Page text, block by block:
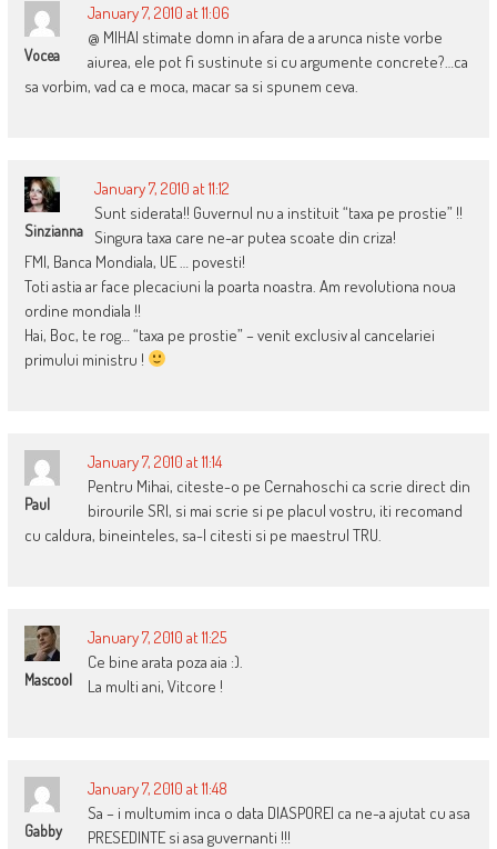
Vocea
January 7, 2010 at 11:06
@ MIHAI stimate domn in afara de a arunca niste vorbe
aiurea, ele pot fi sustinute si cu argumente concrete?…ca
sa vorbim, vad ca e moca, macar sa si spunem ceva.
Sinzianna
January 7, 2010 at 11:12
Sunt siderata!! Guvernul nu a instituit “taxa pe prostie” !!
Singura taxa care ne-ar putea scoate din criza!
FMI, Banca Mondiala, UE … povesti!
Toti astia ar face plecaciuni la poarta noastra. Am revolutiona noua
ordine mondiala !!
Hai, Boc, te rog… “taxa pe prostie” – venit exclusiv al cancelariei
primului ministru !
Paul
January 7, 2010 at 11:14
Pentru Mihai, citeste-o pe Cernahoschi ca scrie direct din
birourile SRI, si mai scrie si pe placul vostru, iti recomand
cu caldura, bineinteles, sa-l citesti si pe maestrul TRU.
Mascool
January 7, 2010 at 11:25
Ce bine arata poza aia :).
La multi ani, Vitcore !
Gabby
January 7, 2010 at 11:48
Sa – i multumim inca o data DIASPOREI ca ne-a ajutat cu asa
PRESEDINTE si asa guvernanti !!!